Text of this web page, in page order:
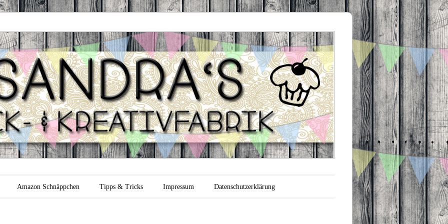
Backfabrik
Amazon Schnäppchen Tipps & Tricks Impressum Datenschutzerklärung